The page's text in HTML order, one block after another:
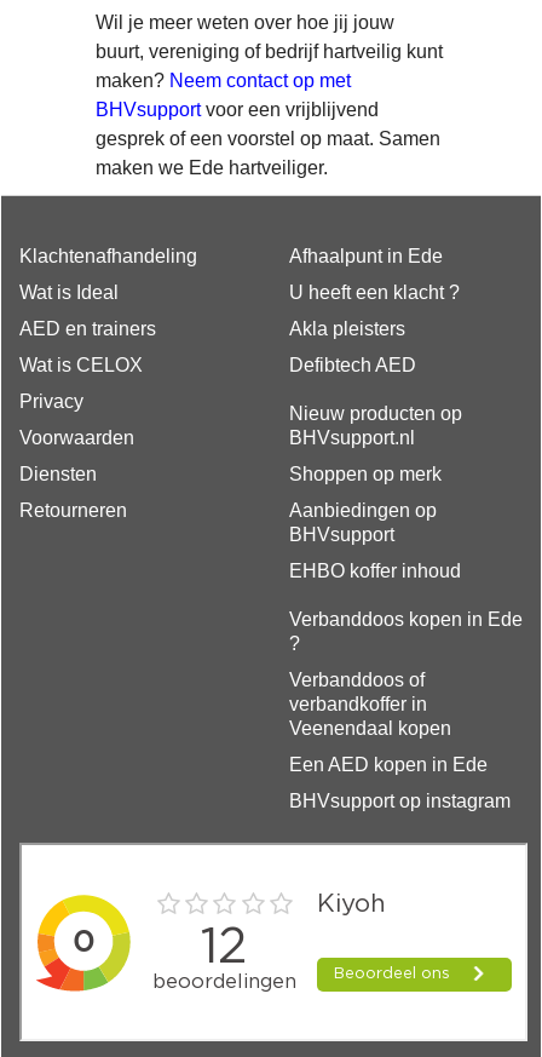
Wil je meer weten over hoe jij jouw
buurt, vereniging of bedrijf hartveilig kunt
maken? Neem contact op met
BHVsupportvoor een vrijblijvend
gesprek of een voorstel op maat. Samen
maken we Ede hartveiliger.
Klachtenafhandeling
Wat is Ideal
AED en trainers
Wat is CELOX
Privacy
Voorwaarden
Diensten
Retourneren
Afhaalpunt in Ede
U heeft een klacht ?
Akla pleisters
Defibtech AED
Nieuw producten op
BHVsupport.nl
Shoppen op merk
Aanbiedingen op
BHVsupport
EHBO koffer inhoud
Verbanddoos kopen in Ede
?
Verbanddoos of
verbandkoffer in
Veenendaal kopen
Een AED kopen in Ede
BHVsupport op instagram